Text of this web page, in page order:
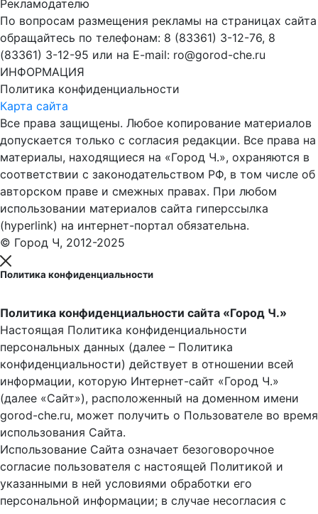
Рекламодателю
По вопросам размещения рекламы на страницах сайта
обращайтесь по телефонам: 8 (83361) 3-12-76, 8
(83361) 3-12-95 или на E-mail: ro@gorod-che.ru
ИНФОРМАЦИЯ
Политика конфиденциальности
Карта сайта
Все права защищены. Любое копирование материалов
допускается только с согласия редакции. Все права на
материалы, находящиеся на «Город Ч.», охраняются в
соответствии с законодательством РФ, в том числе об
авторском праве и смежных правах. При любом
использовании материалов сайта гиперссылка
(hyperlink) на интернет-портал обязательна.
© Город Ч, 2012-2025
Политика конфиденциальности
Политика конфиденциальности сайта «Город Ч.»
Настоящая Политика конфиденциальности
персональных данных (далее – Политика
конфиденциальности) действует в отношении всей
информации, которую Интернет-сайт «Город Ч.»
(далее «Сайт»), расположенный на доменном имени
gorod-che.ru, может получить о Пользователе во время
использования Cайта.
Использование Сайта означает безоговорочное
согласие пользователя с настоящей Политикой и
указанными в ней условиями обработки его
персональной информации; в случае несогласия с